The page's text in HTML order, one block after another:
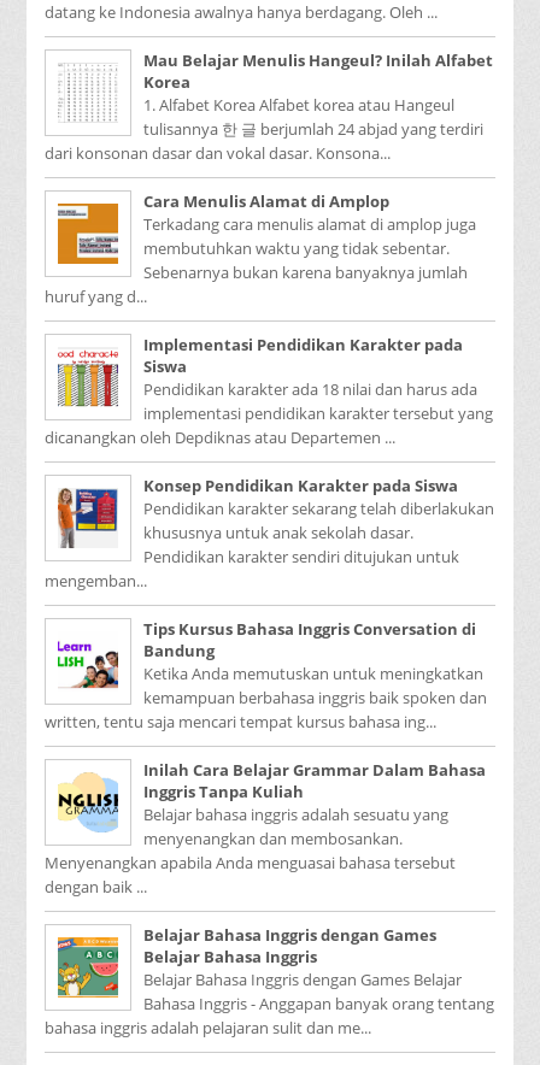
datang ke Indonesia awalnya hanya berdagang. Oleh ...
Mau Belajar Menulis Hangeul? Inilah Alfabet
Korea
1. Alfabet Korea Alfabet korea atau Hangeul
tulisannya 한 글 berjumlah 24 abjad yang terdiri
dari konsonan dasar dan vokal dasar. Konsona...
Cara Menulis Alamat di Amplop
Terkadang cara menulis alamat di amplop juga
membutuhkan waktu yang tidak sebentar.
Sebenarnya bukan karena banyaknya jumlah
huruf yang d...
Implementasi Pendidikan Karakter pada
Siswa
Pendidikan karakter ada 18 nilai dan harus ada
implementasi pendidikan karakter tersebut yang
dicanangkan oleh Depdiknas atau Departemen ...
Konsep Pendidikan Karakter pada Siswa
Pendidikan karakter sekarang telah diberlakukan
khususnya untuk anak sekolah dasar.
Pendidikan karakter sendiri ditujukan untuk
mengemban...
Tips Kursus Bahasa Inggris Conversation di
Bandung
Ketika Anda memutuskan untuk meningkatkan
kemampuan berbahasa inggris baik spoken dan
written, tentu saja mencari tempat kursus bahasa ing...
Inilah Cara Belajar Grammar Dalam Bahasa
Inggris Tanpa Kuliah
Belajar bahasa inggris adalah sesuatu yang
menyenangkan dan membosankan.
Menyenangkan apabila Anda menguasai bahasa tersebut
dengan baik ...
Belajar Bahasa Inggris dengan Games
Belajar Bahasa Inggris
Belajar Bahasa Inggris dengan Games Belajar
Bahasa Inggris - Anggapan banyak orang tentang
bahasa inggris adalah pelajaran sulit dan me...